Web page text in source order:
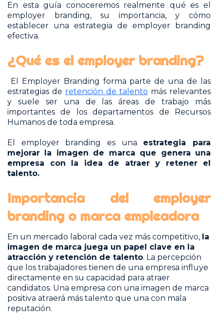
En esta guía conoceremos realmente qué es el
employer branding, su importancia, y cómo
establecer una estrategia de employer branding
efectiva.
¿Qué es el employer branding?
El Employer Branding forma parte de una de las
estrategias de retención de talento más relevantes
y suele ser una de las áreas de trabajo más
importantes de los departamentos de Recursos
Humanos de toda empresa.
El employer branding es una estrategia para
mejorar la imagen de marca que genera una
empresa con la idea de atraer y retener el
talento.
Importancia del employer
branding o marca empleadora
En un mercado laboral cada vez más competitivo, la
imagen de marca juega un papel clave en la
atracción y retención de talento. La percepción
que los trabajadores tienen de una empresa influye
directamente en su capacidad para atraer
candidatos. Una empresa con una imagen de marca
positiva atraerá más talento que una con mala
reputación.